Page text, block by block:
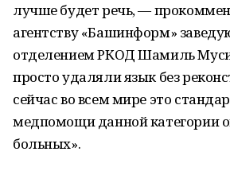
лучше будет речь, —
агентству «Башинформ»
отделением РКОД Шамиль
просто удаляли язык без
сейчас во всем мире это
медпомощи данной категории
больных».